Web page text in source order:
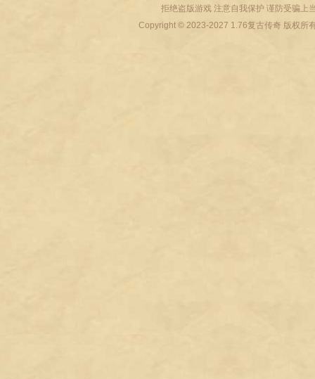
拒绝盗版游戏 注意自我保护 谨防受骗上
Copyright © 2023-2027 1.76复古传奇版权所